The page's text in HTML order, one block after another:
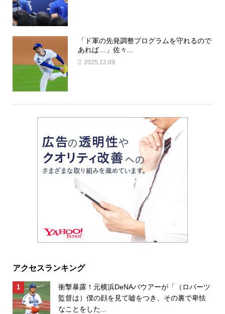
「ド軍の先発調整プログラムを守れるので
あれば…」佐々...
2025.12.09
アクセスランキング
衝撃暴露！元横浜DeNAバウアーが「（ロバーツ
監督は）僕の顔を見て嘘をつき、その裏で卑怯
なことをした...